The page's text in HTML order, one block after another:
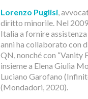
Lorenzo Puglisi,
diritto minorile. Nel
Italia a fornire
anni ha collaborato con
QN, nonché con “Vanity
insieme a Elena Giulia
Luciano Garofano
(Mondadori, 2020).